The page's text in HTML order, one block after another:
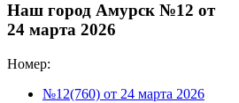
Наш город Амурск №12 от
24 марта 2026
Номер:
№12(760) от 24 марта 2026